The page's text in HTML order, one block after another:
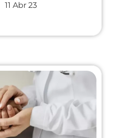
11 Abr 23